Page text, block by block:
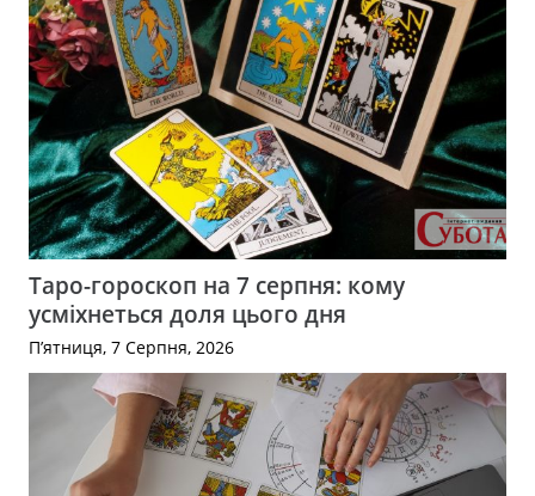
Таро-гороскоп на 7 серпня: кому
усміхнеться доля цього дня
П’ятниця, 7 Серпня, 2026